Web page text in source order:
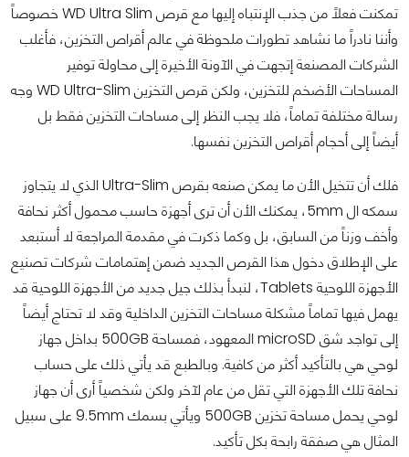
تمكنت فعلاً من جذب الإنتباه إليها مع قرص WD Ultra Slim خصوصاً
وأننا نادراً ما نشاهد تطورات ملحوظة في عالم أقراص التخزين، فأغلب
الشركات المصنعة إتجهت في الآونة الأخيرة إلى محاولة توفير
المساحات الأضخم للتخزين، ولكن قرص التخزين WD Ultra-Slim وجه
رسالة مختلفة تماماً، فلا يجب النظر إلى مساحات التخزين فقط بل
أيضاً إلى أحجام أقراص التخزين نفسها.
فلك أن تتخيل الأن ما يمكن صنعه بقرص Ultra-Slim الذي لا يتجاوز
سمكه ال 5mm، يمكنك الأن أن ترى أجهزة حاسب محمول أكثر نحافة
وأخف وزناً من السابق، بل وكما ذكرت في مقدمة المراجعة لا أستبعد
على الإطلاق دخول هذا القرص الجديد ضمن إهتمامات شركات تصنيع
الأجهزة اللوحية Tablets، لنبدأ بذلك جيل جديد من الأجهزة اللوحية قد
يهمل فيها تماماً مشكلة مساحات التخزين الداخلية وقد لا تحتاج أيضاً
إلى تواجد شق microSD المعهود، فمساحة 500GB بداخل جهاز
لوحي هي بالتأكيد أكثر من كافية. وبالطبع قد يأتي ذلك على حساب
نحافة تلك الأجهزة التي تقل من عام لآخر ولكن شخصياً أرى أن جهاز
لوحي يحمل مساحة تخزين 500GB ويأتي بسمك 9.5mm على سبيل
المثال هي صفقة رابحة بكل تأكيد.